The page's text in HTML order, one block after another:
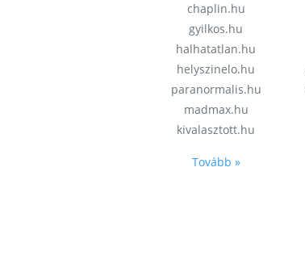
chaplin.hu
gyilkos.hu
halhatatlan.hu
helyszinelo.hu
paranormalis.hu
madmax.hu
kivalasztott.hu
Tovább »